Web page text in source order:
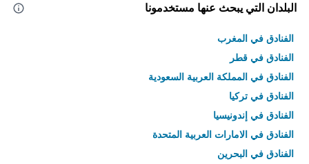
البلدان التي يبحث عنها مستخدمونا
الفنادق في المغرب
الفنادق في قطر
الفنادق في المملكة العربية السعودية
الفنادق في تركيا
الفنادق في إندونيسيا
الفنادق في الامارات العربية المتحدة
الفنادق في البحرين